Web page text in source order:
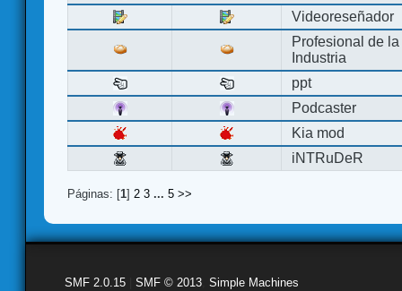
Videoreseñador
Profesional de la
Industria
ppt
Podcaster
Kia mod
iNTRuDeR
Páginas: [1] 2 3 ... 5 >>
SMF 2.0.15 SMF © 2013 Simple Machines